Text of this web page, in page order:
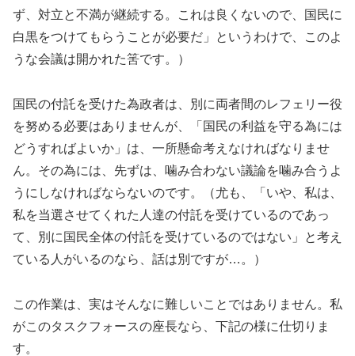
ず、対立と不満が継続する。これは良くないので、国民に
白黒をつけてもらうことが必要だ」というわけで、このよ
うな会議は開かれた筈です。）
国民の付託を受けた為政者は、別に両者間のレフェリー役
を努める必要はありませんが、「国民の利益を守る為には
どうすればよいか」は、一所懸命考えなければなりませ
ん。その為には、先ずは、噛み合わない議論を噛み合うよ
うにしなければならないのです。（尤も、「いや、私は、
私を当選させてくれた人達の付託を受けているのであっ
て、別に国民全体の付託を受けているのではない」と考え
ている人がいるのなら、話は別ですが…。）
この作業は、実はそんなに難しいことではありません。私
がこのタスクフォースの座長なら、下記の様に仕切りま
す。